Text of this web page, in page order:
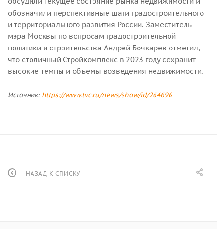
обозначили перспективные шаги градостроительного
и территориального развития России. Заместитель
мэра Москвы по вопросам градостроительной
политики и строительства Андрей Бочкарев отметил,
что столичный Стройкомплекс в 2023 году сохранит
высокие темпы и объемы возведения недвижимости.
Источник: https://www.tvc.ru/news/show/id/264696
НАЗАД К СПИСКУ